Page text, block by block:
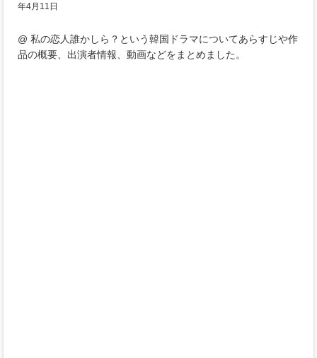
年4月11日
@ 私の恋人誰かしら？という韓国ドラマについてあらすじや作
品の概要、出演者情報、動画などをまとめました。